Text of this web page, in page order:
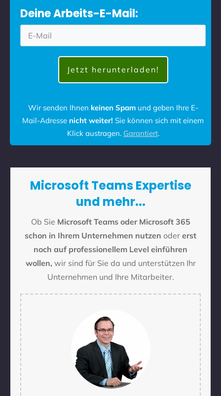
Deine Arbeits-E-Mail:
Jetzt herunterladen!
Wir senden Ihnen keinen Spam und geben Ihre E-
Mail-Adresse nicht weiter! Sie können sich mit einem
Klick austragen. Garantiert.
Microsoft Teams Expertise
und mehr...
Ob Sie Microsoft Teams oder Microsoft 365
schon in Ihrem Unternehmen nutzen oder erst
noch auf professionellem Level einführen
wollen, wir sind für Sie da und unterstützen Ihr
Unternehmen und Ihre Mitarbeiter.